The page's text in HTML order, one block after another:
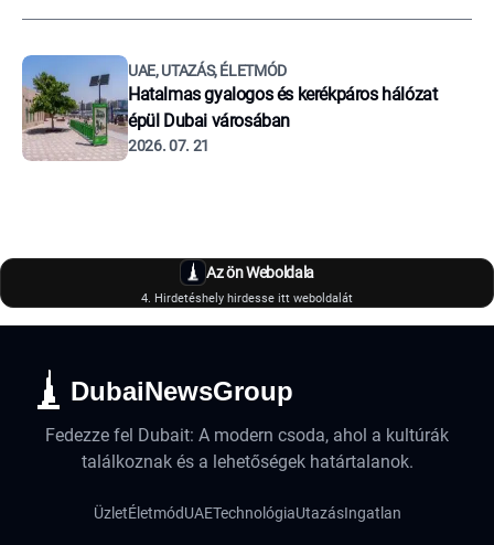
UAE, UTAZÁS, ÉLETMÓD
Hatalmas gyalogos és kerékpáros hálózat
épül Dubai városában
2026. 07. 21
Az ön Weboldala
4. Hirdetéshely hirdesse itt weboldalát
DubaiNewsGroup
Fedezze fel Dubait: A modern csoda, ahol a kultúrák
találkoznak és a lehetőségek határtalanok.
ÜzletÉletmódUAETechnológiaUtazásIngatlan